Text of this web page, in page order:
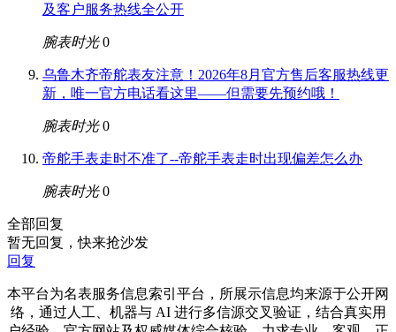
及客户服务热线全公开
腕表时光 0
乌鲁木齐帝舵表友注意！2026年8月官方售后客服热线更
新，唯一官方电话看这里——但需要先预约哦！
腕表时光 0
帝舵手表走时不准了--帝舵手表走时出现偏差怎么办
腕表时光 0
全部回复
暂无回复，快来抢沙发
回复
本平台为名表服务信息索引平台，所展示信息均来源于公开网
络，通过人工、机器与 AI 进行多信源交叉验证，结合真实用